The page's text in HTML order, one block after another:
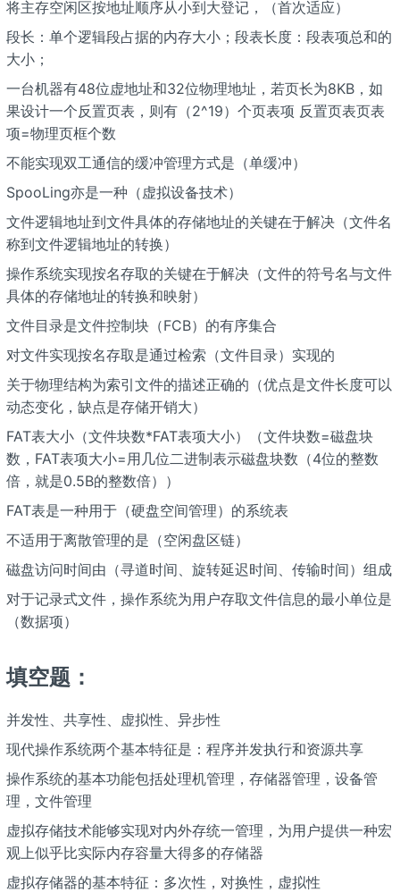
将主存空闲区按地址顺序从小到大登记，（首次适应）
段长：单个逻辑段占据的内存大小；段表长度：段表项总和的
大小；
一台机器有48位虚地址和32位物理地址，若页长为8KB，如
果设计一个反置页表，则有（2^19）个页表项 反置页表页表
项=物理页框个数
不能实现双工通信的缓冲管理方式是（单缓冲）
SpooLing亦是一种（虚拟设备技术）
文件逻辑地址到文件具体的存储地址的关键在于解决（文件名
称到文件逻辑地址的转换）
操作系统实现按名存取的关键在于解决（文件的符号名与文件
具体的存储地址的转换和映射）
文件目录是文件控制块（FCB）的有序集合
对文件实现按名存取是通过检索（文件目录）实现的
关于物理结构为索引文件的描述正确的（优点是文件长度可以
动态变化，缺点是存储开销大）
FAT表大小（文件块数*FAT表项大小）（文件块数=磁盘块
数，FAT表项大小=用几位二进制表示磁盘块数（4位的整数
倍，就是0.5B的整数倍））
FAT表是一种用于（硬盘空间管理）的系统表
不适用于离散管理的是（空闲盘区链）
磁盘访问时间由（寻道时间、旋转延迟时间、传输时间）组成
对于记录式文件，操作系统为用户存取文件信息的最小单位是
（数据项）
填空题：
并发性、共享性、虚拟性、异步性
现代操作系统两个基本特征是：程序并发执行和资源共享
操作系统的基本功能包括处理机管理，存储器管理，设备管
理，文件管理
虚拟存储技术能够实现对内外存统一管理，为用户提供一种宏
观上似乎比实际内存容量大得多的存储器
虚拟存储器的基本特征：多次性，对换性，虚拟性